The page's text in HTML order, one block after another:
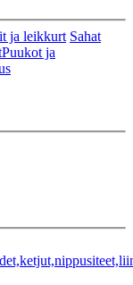
ja leikkurt Sahat
Puukot ja